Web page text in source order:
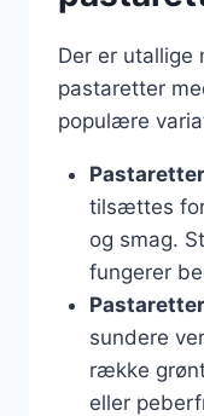
Der er utallige
pastaretter
populære
tilsættes
og smag.
fungerer
sundere
række
eller